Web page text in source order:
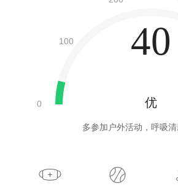
40
优
多参加户外活动，呼吸清